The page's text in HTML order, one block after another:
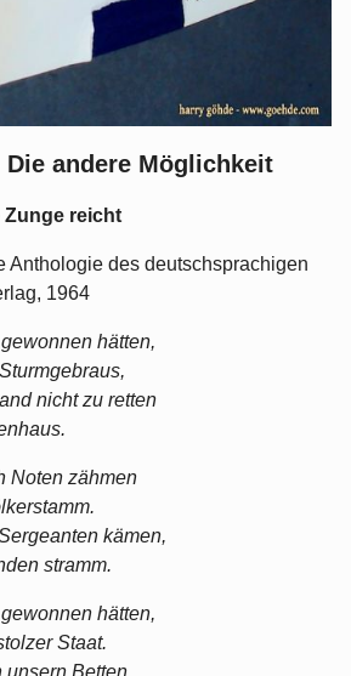
andere Möglichkeit
Zunge reicht
Anthologie des deutschsprachigen
1964
hätten,
nicht zu retten
Noten zähmen
kämen,
stramm.
hätten,
Staat.
unsern Betten